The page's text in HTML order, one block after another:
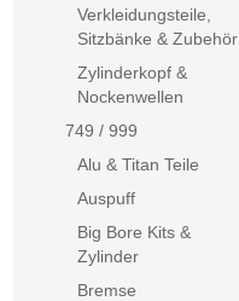
Verkleidungsteile,
Sitzbänke & Zubehör
Zylinderkopf &
Nockenwellen
749 / 999
Alu & Titan Teile
Auspuff
Big Bore Kits &
Zylinder
Bremse